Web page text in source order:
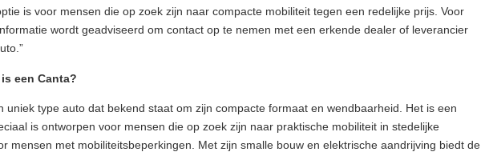
is voor mensen die op zoek zijn naar compacte mobiliteit tegen een redelijke prijs. Voor
wordt geadviseerd om contact op te nemen met een erkende dealer of leverancier
een Canta?
uniek type auto dat bekend staat om zijn compacte formaat en wendbaarheid. Het is een
is ontworpen voor mensen die op zoek zijn naar praktische mobiliteit in stedelijke
mensen met mobiliteitsbeperkingen. Met zijn smalle bouw en elektrische aandrijving biedt de